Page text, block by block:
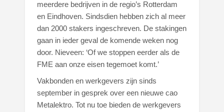
meerdere bedrijven in de regio’s Rotterdam
en Eindhoven. Sindsdien hebben zich al meer
dan 2000 stakers ingeschreven. De stakingen
gaan in ieder geval de komende weken nog
door. Nieveen: ‘Of we stoppen eerder als de
FME aan onze eisen tegemoet komt.’
Vakbonden en werkgevers zijn sinds
september in gesprek over een nieuwe cao
Metalektro. Tot nu toe bieden de werkgevers